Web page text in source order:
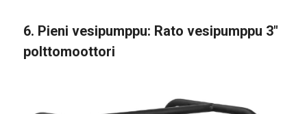
6. Pieni vesipumppu: Rato vesipumppu 3″
polttomoottori